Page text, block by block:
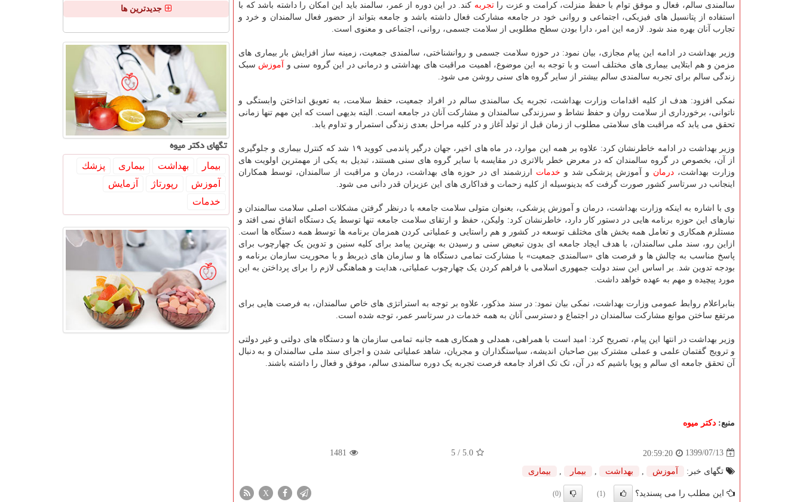
سالمندی سالم، فعال و موفق توام با حفظ منزلت، کرامت و عزت راتجربه کند. در این دوره از عمر، سالمند باید این امکان را داشته باشد که با
استفاده از پتانسیل های فیزیکی، اجتماعی و روانی خود در جامعه مشارکت فعال داشته باشد و جامعه بتواند از حضور فعال سالمندان و خرد و
تجارب آنان بهره مند شود. لازمه این امر، دارا بودن سطح مطلوبی از سلامت جسمی، روانی، اجتماعی و معنوی است.
وزیر بهداشت در ادامه این پیام مجازی، بیان نمود: در حوزه سلامت جسمی و روانشناختی، سالمندی جمعیت، زمینه ساز افزایش بار بیماری های
مزمن و هم ابتلایی بیماری های مختلف است و با توجه به این موضوع، اهمیت مراقبت های بهداشتی و درمانی در این گروه سنی و
آموزش سبک
زندگی سالم برای تجربه سالمندی سالم بیشتر از سایر گروه های سنی روشن می شود.
نمکی افزود: هدف از کلیه اقدامات وزارت بهداشت، تجربه یک سالمندی سالم در افراد جمعیت، حفظ سلامت، به تعویق انداختن وابستگی و
ناتوانی، برخورداری از سلامت روان و حفظ نشاط و سرزندگی سالمندان و مشارکت آنان در جامعه است. البته بدیهی است که این مهم تنها زمانی
تحقق می یابد که مراقبت های سلامتی مطلوب از زمان قبل از تولد آغاز و در کلیه مراحل بعدی زندگی استمرار و تداوم یابد.
وزیر بهداشت در ادامه خاطرنشان کرد: علاوه بر همه این موارد، در ماه های اخیر، جهان درگیر پاندمی کووید ۱۹ شد که کنترل بیماری و جلوگیری
از آن، بخصوص در گروه سالمندان که در معرض خطر بالاتری در مقایسه با سایر گروه های سنی هستند، تبدیل به یکی از مهمترین اولویت های
وزارت بهداشت، درمان و آموزش پزشکی شد و خدمات ارزشمند ای در حوزه های بهداشت، درمان و مراقبت از سالمندان، توسط همکاران
اینجانب در سرتاسر کشور صورت گرفت که بدینوسیله از کلیه زحمات و فداکاری های این عزیزان قدر دانی می شود.
وی با اشاره به اینکه وزارت بهداشت، درمان و آموزش پزشکی، بعنوان متولی سلامت جامعه با درنظر گرفتن مشکلات اصلی سلامت سالمندان و
نیازهای این حوزه برنامه هایی در دستور کار دارد، خاطرنشان کرد: ولیکن، حفظ و ارتقای سلامت جامعه تنها توسط یک دستگاه اتفاق نمی افتد و
مستلزم همکاری و تعامل همه بخش های مختلف توسعه در کشور و هم راستایی و عملیاتی کردن همزمان برنامه ها توسط همه دستگاه ها است.
ازاین رو، سند ملی سالمندان، با هدف ایجاد جامعه ای بدون تبعیض سنی و رسیدن به بهترین پیامد برای کلیه سنین و تدوین یک چهارچوب برای
پاسخ مناسب به چالش ها و فرصت های «سالمندی جمعیت» با مشارکت تمامی دستگاه ها و سازمان های ذیربط و با محوریت سازمان برنامه و
بودجه تدوین شد. بر اساس این سند دولت جمهوری اسلامی با فراهم کردن یک چهارچوب عملیاتی، هدایت و هماهنگی لازم را برای پرداختن به این
مورد پیچیده و مهم به عهده خواهد داشت.
بنابراعلام روابط عمومی وزارت بهداشت، نمکی بیان نمود: در سند مذکور، علاوه بر توجه به استراتژی های خاص سالمندان، به فرصت هایی برای
مرتفع ساختن موانع مشارکت سالمندان در اجتماع و دسترسی آنان به همه خدمات در سرتاسر عمر، توجه شده است.
وزیر بهداشت در انتها این پیام، تصریح کرد: امید است با همراهی، همدلی و همکاری همه جانبه تمامی سازمان ها و دستگاه های دولتی و غیر دولتی
و ترویج گفتمان علمی و عملی مشترک بین صاحبان اندیشه، سیاستگذاران و مجریان، شاهد عملیاتی شدن و اجرای سند ملی سالمندان و به دنبال
آن تحقق جامعه ای سالم و پویا باشیم که در آن، تک تک افراد جامعه فرصت تجربه یک دوره سالمندی سالم، موفق و فعال را داشته باشند.
منبع: دكتر میوه
1399/07/13
20:59:20
5.0
/ 5
1481
تگهای خبر: آموزش بهداشت بیمار بیماری
این مطلب را می پسندید؟ (1)
(0)
X
جدیدترین ها
تگهای دكتر میوه
بیمار بهداشت بیماری
پزشك
آموزش
رپورتاژ
آزمایش
خدمات